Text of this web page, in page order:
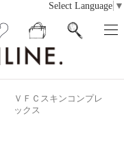
Select Language ▼
ＶＦＣスキンコンプレ
ックス